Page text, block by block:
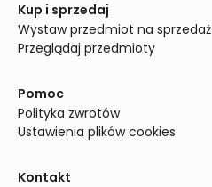
Kup i sprzedaj
Wystaw przedmiot na sprzedaż
Przeglądaj przedmioty
Pomoc
Polityka zwrotów
Ustawienia plików cookies
Kontakt